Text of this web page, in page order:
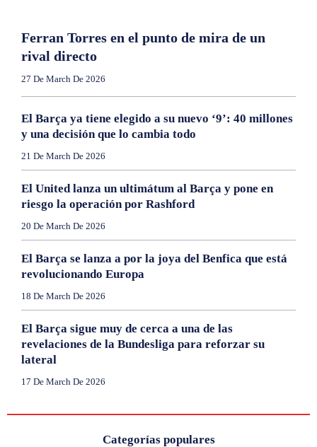
Ferran Torres en el punto de mira de un
rival directo
27 De March De 2026
El Barça ya tiene elegido a su nuevo ‘9’: 40 millones
y una decisión que lo cambia todo
21 De March De 2026
El United lanza un ultimátum al Barça y pone en
riesgo la operación por Rashford
20 De March De 2026
El Barça se lanza a por la joya del Benfica que está
revolucionando Europa
18 De March De 2026
El Barça sigue muy de cerca a una de las
revelaciones de la Bundesliga para reforzar su
lateral
17 De March De 2026
Categorías populares